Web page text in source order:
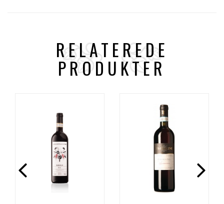
RELATEREDE
PRODUKTER